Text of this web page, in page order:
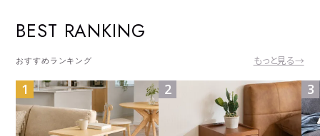
BEST RANKING
おすすめランキング もっと見る→
1 2 3